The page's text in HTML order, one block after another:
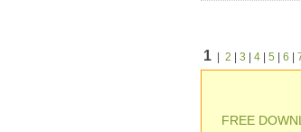
1 2 3 4 5 6
FREE